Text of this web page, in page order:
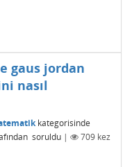
gaus jordan
nasıl
kategorisinde
soruldu | 709kez